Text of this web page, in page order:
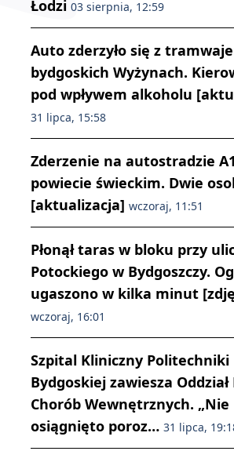
Łodzi 03 sierpnia, 12:59
Auto zderzyło się z
bydgoskich Wyżynach.
pod wpływem alkoholu
31 lipca, 15:58
Zderzenie na autostradzie
powiecie świeckim. Dwie
[aktualizacja] wczoraj, 11:51
Płonął taras w bloku przy
Potockiego w Bydgoszczy.
ugaszono w kilka minut
wczoraj, 16:01
Szpital Kliniczny Politechniki
Bydgoskiej zawiesza
Chorób Wewnętrznych. „Nie
osiągnięto poroz… 31 lipca,